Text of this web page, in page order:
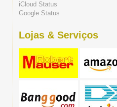
iCloud Status
Google Status
Lojas & Serviços